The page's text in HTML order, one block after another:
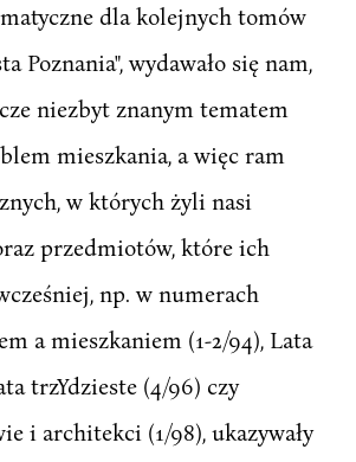
dla kolejnych tomów
Poznania", wydawało się nam,
niezbyt znanym tematem
mieszkania, a więc ram
w których żyli nasi
przedmiotów, które ich
np. w numerach
a mieszkaniem (1-2/94), Lata
trzYdzieste (4/96) czy
i architekci (1/98), ukazywały